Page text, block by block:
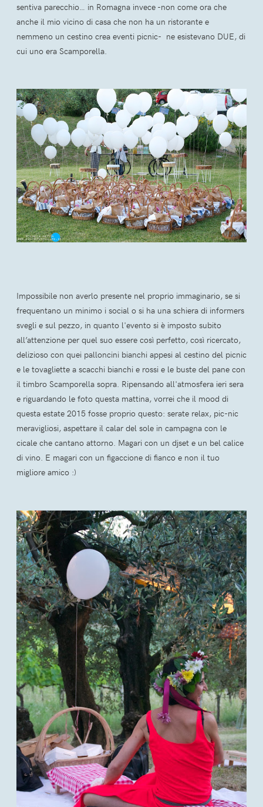
sentiva parecchio… in Romagna invece -non come ora che
anche il mio vicino di casa che non ha un ristorante e
nemmeno un cestino crea eventi picnic- ne esistevano DUE, di
cui uno era Scamporella.
Impossibile non averlo presente nel proprio immaginario, se si
frequentano un minimo i social o si ha una schiera di informers
svegli e sul pezzo, in quanto l'evento si è imposto subito
all’attenzione per quel suo essere così perfetto, così ricercato,
delizioso con quei palloncini bianchi appesi al cestino del picnic
e le tovagliette a scacchi bianchi e rossi e le buste del pane con
il timbro Scamporella sopra. Ripensando all'atmosfera ieri sera
e riguardando le foto questa mattina, vorrei che il mood di
questa estate 2015 fosse proprio questo: serate relax, pic-nic
meravigliosi, aspettare il calar del sole in campagna con le
cicale che cantano attorno. Magari con un djset e un bel calice
di vino. E magari con un figaccione di fianco e non il tuo
migliore amico :)